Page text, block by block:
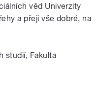
věd Univerzity
a přeji vše dobré, na
studií, Fakulta